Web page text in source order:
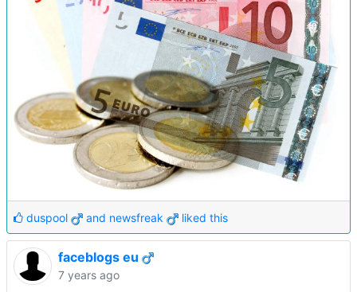
duspool and newsfreak liked this
faceblogs eu
7 years ago